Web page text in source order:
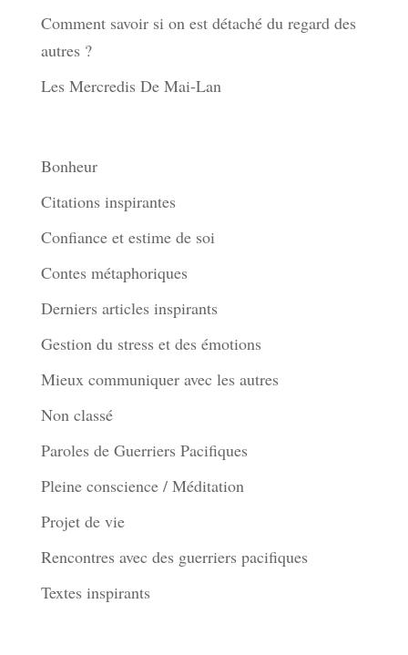
Comment savoir si on est détaché du regard des
autres ?
Les Mercredis De Mai-Lan
Bonheur
Citations inspirantes
Confiance et estime de soi
Contes métaphoriques
Derniers articles inspirants
Gestion du stress et des émotions
Mieux communiquer avec les autres
Non classé
Paroles de Guerriers Pacifiques
Pleine conscience / Méditation
Projet de vie
Rencontres avec des guerriers pacifiques
Textes inspirants